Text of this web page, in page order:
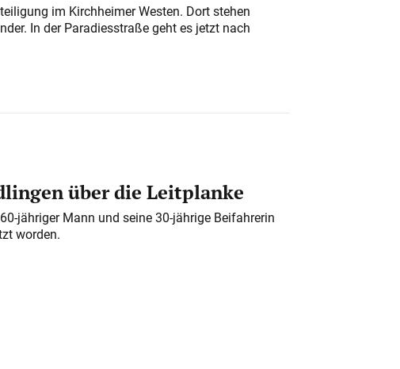
im Kirchheimer Westen. Dort stehen
In der Paradiesstraße geht es jetzt nach
über die Leitplanke
jähriger Mann und seine 30-jährige Beifahrerin
worden.